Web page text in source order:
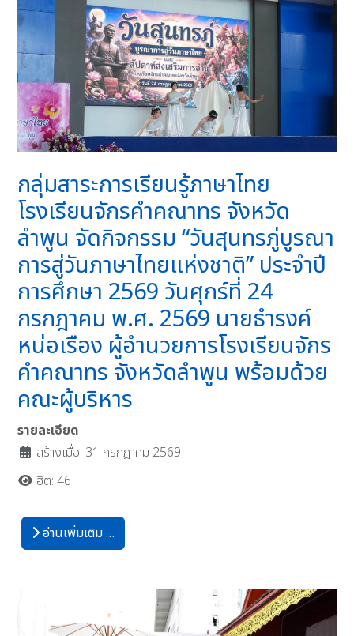
กลุ่มสาระการเรียนรู้ภาษาไทย
โรงเรียนจักรคำคณาทร จังหวัด
ลำพูน จัดกิจกรรม “วันสุนทรภู่บูรณา
การสู่วันภาษาไทยแห่งชาติ” ประจำปี
การศึกษา 2569 วันศุกร์ที่ 24
กรกฎาคม พ.ศ. 2569 นายธำรงค์
หน่อเรือง ผู้อำนวยการโรงเรียนจักร
คำคณาทร จังหวัดลำพูน พร้อมด้วย
คณะผู้บริหาร
รายละเอียด
สร้างเมื่อ: 31 กรกฎาคม 2569
ฮิต: 46
อ่านเพิ่มเติม …